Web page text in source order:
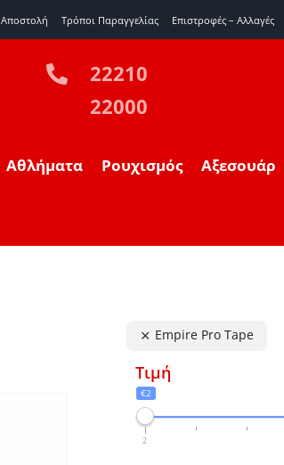
Αποστολή Τρόποι Παραγγελίας Επιστροφές – Αλλαγές
22210
22000
Αθλήματα Ρουχισμός Αξεσουάρ
Empire Pro Tape
Τιμή
€2
2